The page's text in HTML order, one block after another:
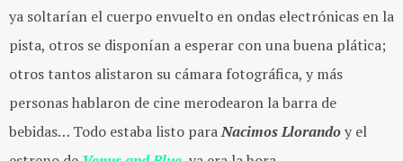
ya soltarían el cuerpo envuelto en ondas electrónicas en la
pista, otros se disponían a esperar con una buena plática;
otros tantos alistaron su cámara fotográfica, y más
personas hablaron de cine merodearon la barra de
bebidas… Todo estaba listo paraNacimos Llorandoy el